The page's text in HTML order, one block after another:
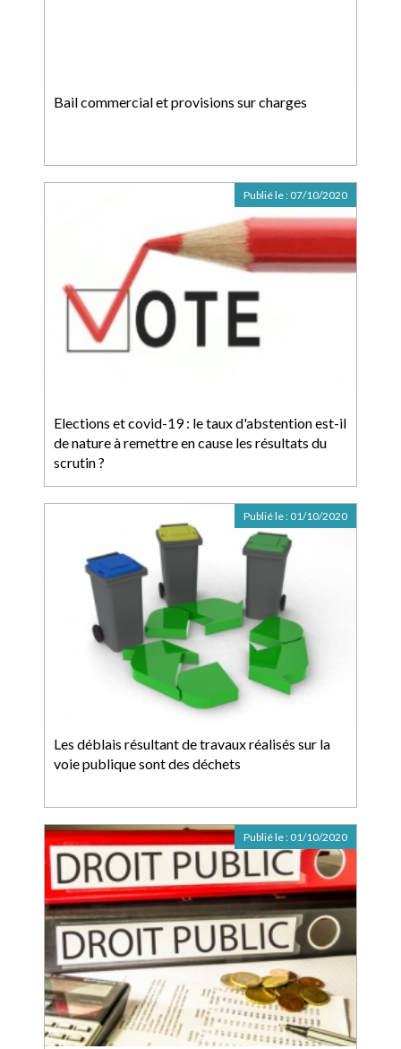
Bail commercial et provisions sur charges
Elections et covid-19 : le taux d'abstention est-il
de nature à remettre en cause les résultats du
scrutin ?
Publié le : 07/10/2020
Les déblais résultant de travaux réalisés sur la
voie publique sont des déchets
Publié le : 01/10/2020
Publié le : 01/10/2020